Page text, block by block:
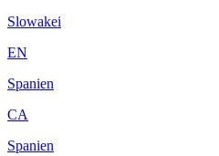
Slowakei
EN
Spanien
CA
Spanien